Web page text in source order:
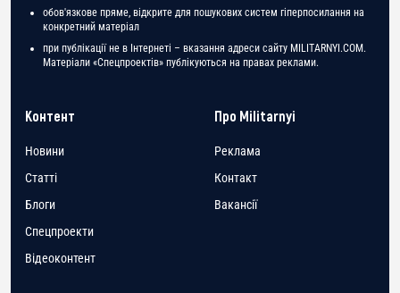
обов'язкове пряме, відкрите для пошукових систем гіперпосилання на
конкретний матеріал
при публікації не в Інтернеті – вказання адреси сайту MILITARNYI.COM.
Матеріали «Спецпроектів» публікуються на правах реклами.
Контент
Новини
Статті
Блоги
Спецпроекти
Відеоконтент
Про Militarnyi
Реклама
Контакт
Вакансії